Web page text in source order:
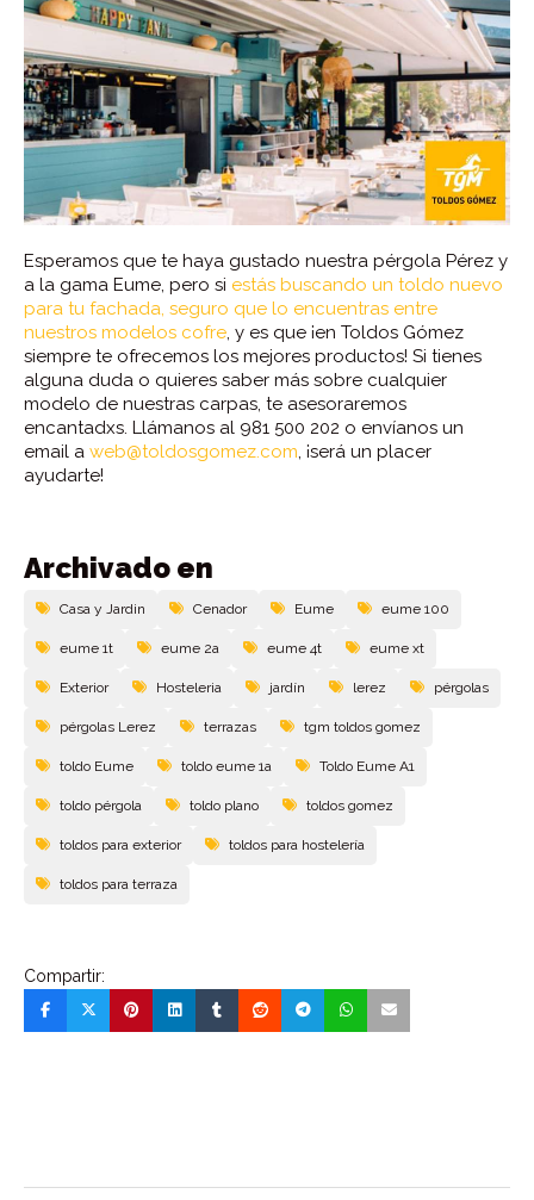
Esperamos que te haya gustado nuestra pérgola Pérez y
a la gama Eume, pero si estás buscando un toldo nuevo
para tu fachada, seguro que lo encuentras entre
nuestros modelos cofre , y es que ¡en Toldos Gómez
siempre te ofrecemos los mejores productos! Si tienes
alguna duda o quieres saber más sobre cualquier
modelo de nuestras carpas, te asesoraremos
encantadxs. Llámanos al 981 500 202 o envíanos un
email a web@toldosgomez.com , ¡será un placer
ayudarte!
Archivado en
Casa y Jardin Cenador Eume eume 100
eume 1t eume 2a eume 4t eume xt
Exterior Hosteleria jardín lerez pérgolas
pérgolas Lerez terrazas tgm toldos gomez
toldo Eume toldo eume 1a Toldo Eume A1
toldo pérgola toldo plano toldos gomez
toldos para exterior toldos para hostelería
toldos para terraza
Compartir: